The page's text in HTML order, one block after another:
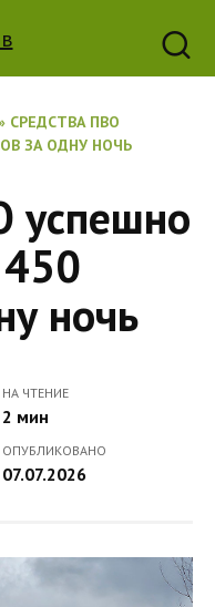
СРЕДСТВА ПВО
ЗА ОДНУ НОЧЬ
успешно
ночь
НА ЧТЕНИЕ
2 мин
ОПУБЛИКОВАНО
07.07.2026